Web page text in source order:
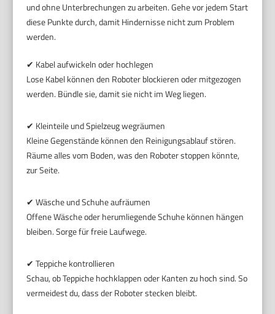
und ohne Unterbrechungen zu arbeiten. Gehe vor jedem Start
diese Punkte durch, damit Hindernisse nicht zum Problem
werden.
✔ Kabel aufwickeln oder hochlegen
Lose Kabel können den Roboter blockieren oder mitgezogen
werden. Bündle sie, damit sie nicht im Weg liegen.
✔ Kleinteile und Spielzeug wegräumen
Kleine Gegenstände können den Reinigungsablauf stören.
Räume alles vom Boden, was den Roboter stoppen könnte,
zur Seite.
✔ Wäsche und Schuhe aufräumen
Offene Wäsche oder herumliegende Schuhe können hängen
bleiben. Sorge für freie Laufwege.
✔ Teppiche kontrollieren
Schau, ob Teppiche hochklappen oder Kanten zu hoch sind. So
vermeidest du, dass der Roboter stecken bleibt.